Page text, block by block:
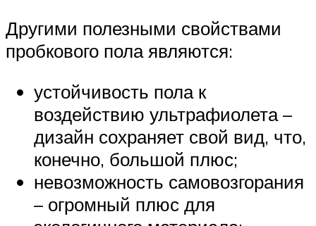
Другими полезными свойствами
пробкового пола являются:
устойчивость пола к
воздействию ультрафиолета –
дизайн сохраняет свой вид, что,
конечно, большой плюс;
невозможность самовозгорания
– огромный плюс для